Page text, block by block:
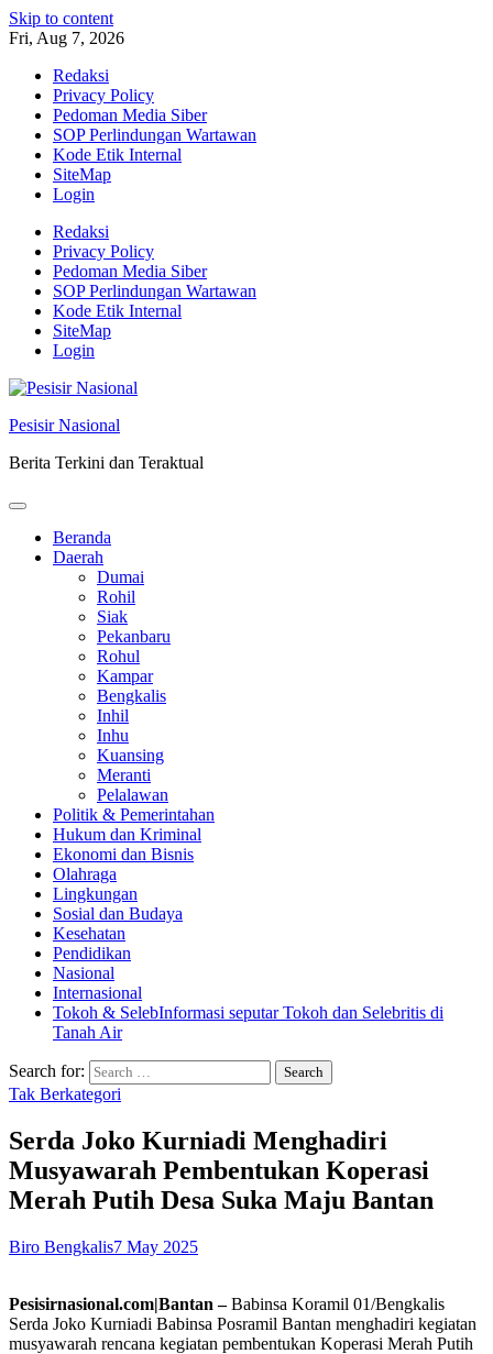
Skip to content
Fri, Aug 7, 2026
Redaksi
Privacy Policy
Pedoman Media Siber
SOP Perlindungan Wartawan
Kode Etik Internal
SiteMap
Login
Redaksi
Privacy Policy
Pedoman Media Siber
SOP Perlindungan Wartawan
Kode Etik Internal
SiteMap
Login
Pesisir Nasional
Berita Terkini dan Teraktual
Beranda
Daerah
Dumai
Rohil
Siak
Pekanbaru
Rohul
Kampar
Bengkalis
Inhil
Inhu
Kuansing
Meranti
Pelalawan
Politik & Pemerintahan
Hukum dan Kriminal
Ekonomi dan Bisnis
Olahraga
Lingkungan
Sosial dan Budaya
Kesehatan
Pendidikan
Nasional
Internasional
Tokoh & SelebInformasi seputar Tokoh dan Selebritis di
Tanah Air
Search for:
Tak Berkategori
Serda Joko Kurniadi Menghadiri
Musyawarah Pembentukan Koperasi
Merah Putih Desa Suka Maju Bantan
Biro Bengkalis7 May 2025
Pesisirnasional.com|Bantan –Babinsa Koramil 01/Bengkalis
Serda Joko Kurniadi Babinsa Posramil Bantan menghadiri kegiatan
musyawarah rencana kegiatan pembentukan Koperasi Merah Putih